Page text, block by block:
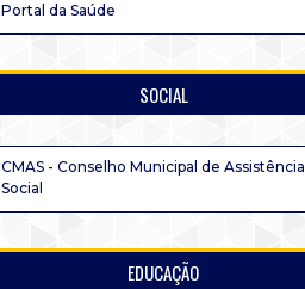
Portal da Saúde
SOCIAL
CMAS - Conselho Municipal de Assistência
Social
EDUCAÇÃO